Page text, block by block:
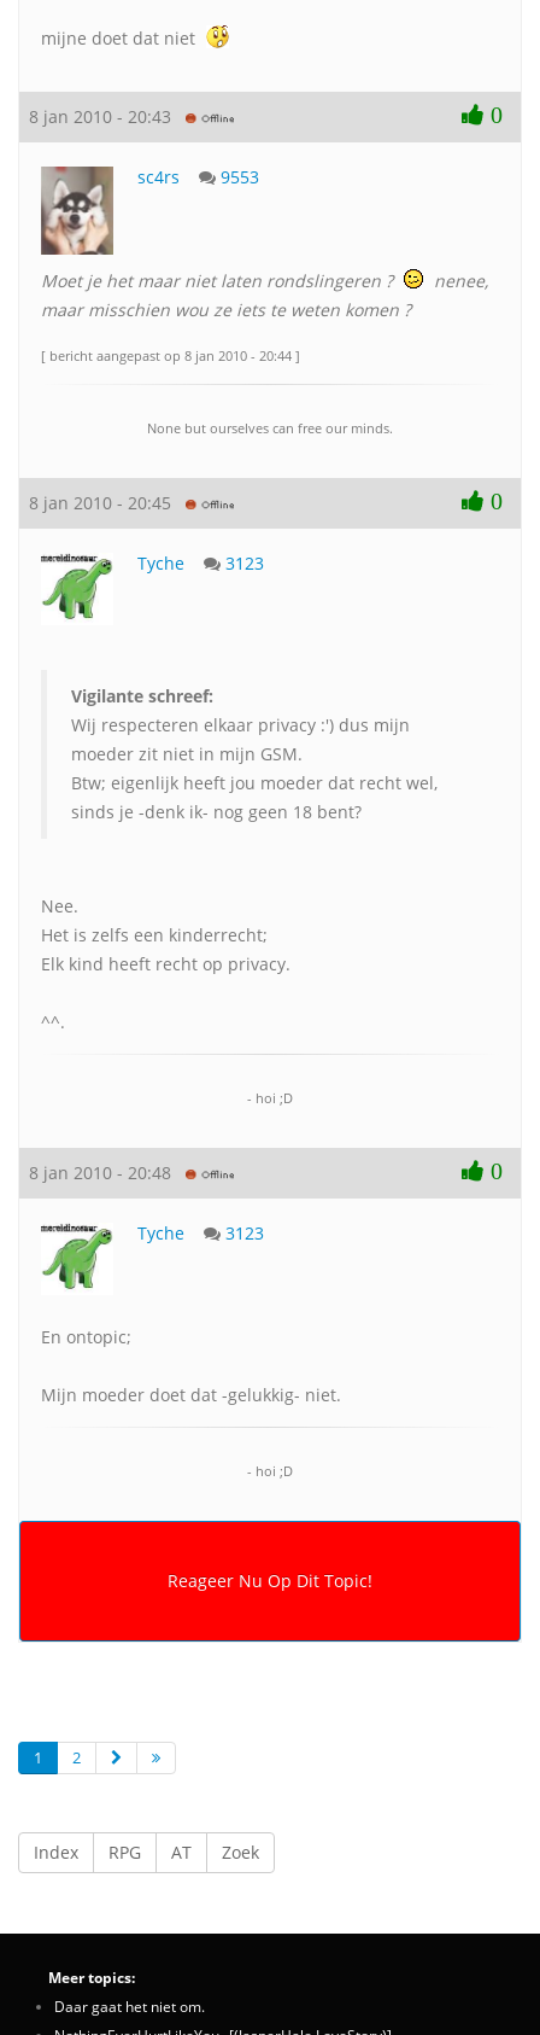
mijne doet dat niet
8 jan 2010 - 20:43 0
sc4rs 9553
Moet je het maar niet laten rondslingeren ?
nenee,
maar misschien wou ze iets te weten komen ?
[ bericht aangepast op 8 jan 2010 - 20:44 ]
None but ourselves can free our minds.
8 jan 2010 - 20:45 0
Tyche 3123
Vigilante schreef:
Wij respecteren elkaar privacy :') dus mijn
moeder zit niet in mijn GSM.
Btw; eigenlijk heeft jou moeder dat recht wel,
sinds je -denk ik- nog geen 18 bent?
Nee.
Het is zelfs een kinderrecht;
Elk kind heeft recht op privacy.
^^.
- hoi ;D
8 jan 2010 - 20:48 0
Tyche 3123
En ontopic;
Mijn moeder doet dat -gelukkig- niet.
- hoi ;D
1 2
Index RPG AT Zoek
Meer topics:
Daar gaat het niet om.